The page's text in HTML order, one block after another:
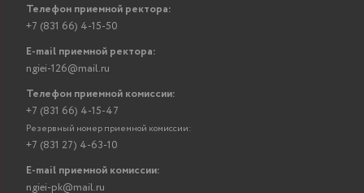
Телефон приемной ректора:
+7 (831 66) 4-15-50
E-mail приемной ректора:
ngiei-126@mail.ru
Телефон приемной комиссии:
+7 (831 66) 4-15-47
Резервный номер приемной комиссии:
+7 (831 27) 4-63-10
E-mail приемной комиссии:
ngiei-pk@mail.ru